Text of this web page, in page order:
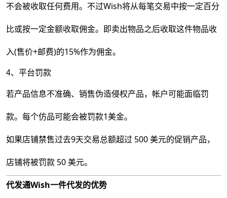
不会被收取任何费用。不过Wish将从每笔交易中按一定百分
比或按一定金额收取佣金。即卖出物品之后收取这件物品收
入(售价+邮费)的15%作为佣金。
4、平台罚款
若产品信息不准确、销售伪造侵权产品，帐户可能面临罚
款。每个仿品可能会被罚款1美金。
如果店铺禁售过去9天交易总额超过 500 美元的促销产品，
店铺将被罚款 50 美元。
代发通Wish一件代发的优势